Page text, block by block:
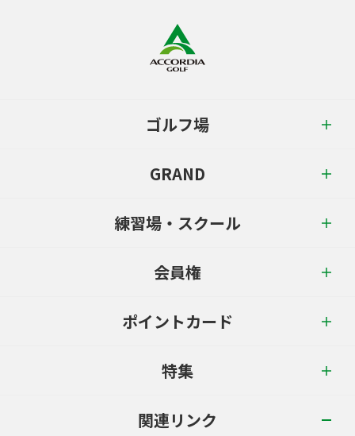
ゴルフ場
GRAND
練習場・スクール
会員権
ポイントカード
特集
関連リンク